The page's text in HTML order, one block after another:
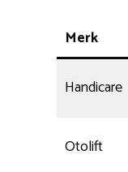
Merk
Handicare
Otolift